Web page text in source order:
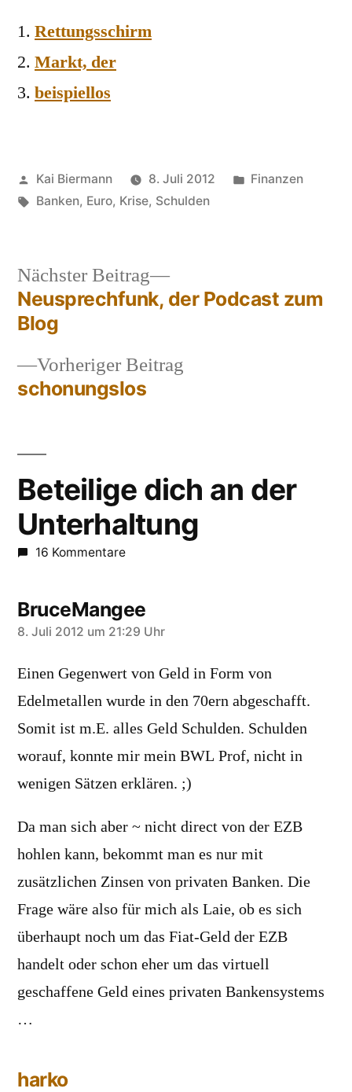
Rettungsschirm
Markt, der
beispiellos
Veröffentlicht
von
Kai Biermann 8. Juli 2012
Veröffentlicht
Finanzen
Schlagwörter:
Banken, Euro, Krise, Schulden
Beitragsnavigation
Vorheriger Beitrag
schonungslos
Nächster Beitrag
Nächster
Beitrag:
Neusprechfunk, der Podcast zum
Blog
Beteilige dich an der
Unterhaltung
16 Kommentare
BruceMangee
sagt:
8. Juli 2012 um 21:29 Uhr
Einen Gegenwert von Geld in Form von
Edelmetallen wurde in den 70ern abgeschafft.
Somit ist m.E. alles Geld Schulden. Schulden
worauf, konnte mir mein BWL Prof, nicht in
wenigen Sätzen erklären. ;)
Da man sich aber ~ nicht direct von der EZB
hohlen kann, bekommt man es nur mit
zusätzlichen Zinsen von privaten Banken. Die
Frage wäre also für mich als Laie, ob es sich
überhaupt noch um das Fiat-Geld der EZB
handelt oder schon eher um das virtuell
geschaffene Geld eines privaten Bankensystems
…
harko